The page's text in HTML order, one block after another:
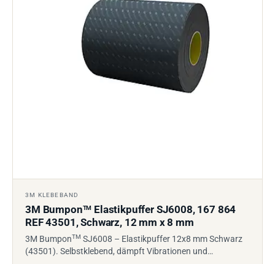
3M KLEBEBAND
3M BumponTM Elastikpuffer SJ6008, 167 864
REF 43501, Schwarz, 12 mm x 8 mm
3M BumponTM SJ6008 – Elastikpuffer 12x8 mm Schwarz
(43501). Selbstklebend, dämpft Vibrationen und…